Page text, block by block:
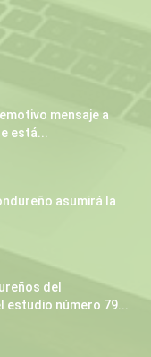
mensaje a
está...
asumirá la
del
estudio número 79...